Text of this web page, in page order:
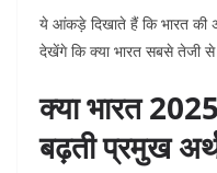
ये आंकड़े दिखाते हैं कि भारत की
देखेंगे कि क्या भारत सबसे तेजी से
क्या भारत
बढ़ती प्रमुख